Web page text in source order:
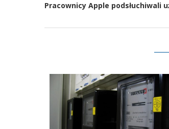
Pracownicy Apple podsłuchiwali